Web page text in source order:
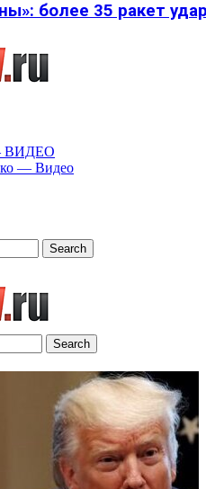
более 35 ракет
ВИДЕО
— Видео
Search
Search